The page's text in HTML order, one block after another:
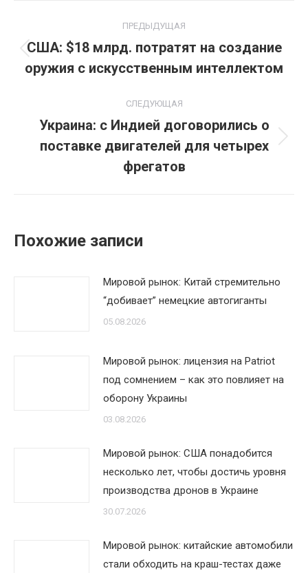
по
записям
ПРЕДЫДУЩАЯ
Предыдущая
запись:
США: $18 млрд. потратят на создание
оружия с искусственным интеллектом
СЛЕДУЮЩАЯ
Следующая
запись:
Украина: с Индией договорились о
поставке двигателей для четырех
фрегатов
Похожие записи
Мировой рынок: Китай стремительно
“добивает” немецкие автогиганты
05.08.2026
Мировой рынок: лицензия на Patriot
под сомнением – как это повлияет на
оборону Украины
03.08.2026
Мировой рынок: США понадобится
несколько лет, чтобы достичь уровня
производства дронов в Украине
30.07.2026
Мировой рынок: китайские автомобили
стали обходить на краш-тестах даже